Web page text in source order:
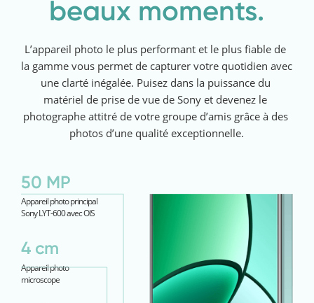
beaux moments.
L’appareil photo le plus performant et le plus fiable de
la gamme vous permet de capturer votre quotidien avec
une clarté inégalée. Puisez dans la puissance du
matériel de prise de vue de Sony et devenez le
photographe attitré de votre groupe d’amis grâce à des
photos d’une qualité exceptionnelle.
50 MP
Appareil photo principal
Sony LYT-600 avec OIS
4 cm
Appareil photo
microscope